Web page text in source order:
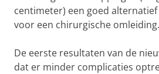
centimeter) een goed
voor een chirurgische
De eerste resultaten van de
dat er minder complicaties